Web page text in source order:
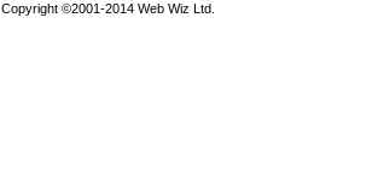
Copyright ©2001-2014 Web Wiz Ltd.